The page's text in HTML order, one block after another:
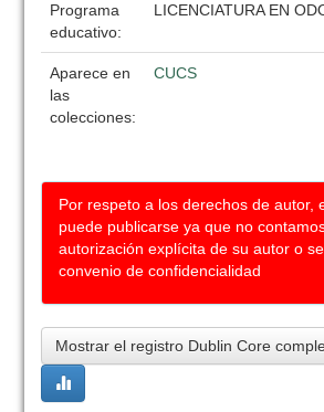
Programa
educativo:
LICENCIATURA EN
Aparece en
las
colecciones:
CUCS
Por respeto a los derechos de autor,
puede publicarse ya que no
autorización explícita de su autor o
convenio de confidencialidad
Mostrar el registro Dublin Core